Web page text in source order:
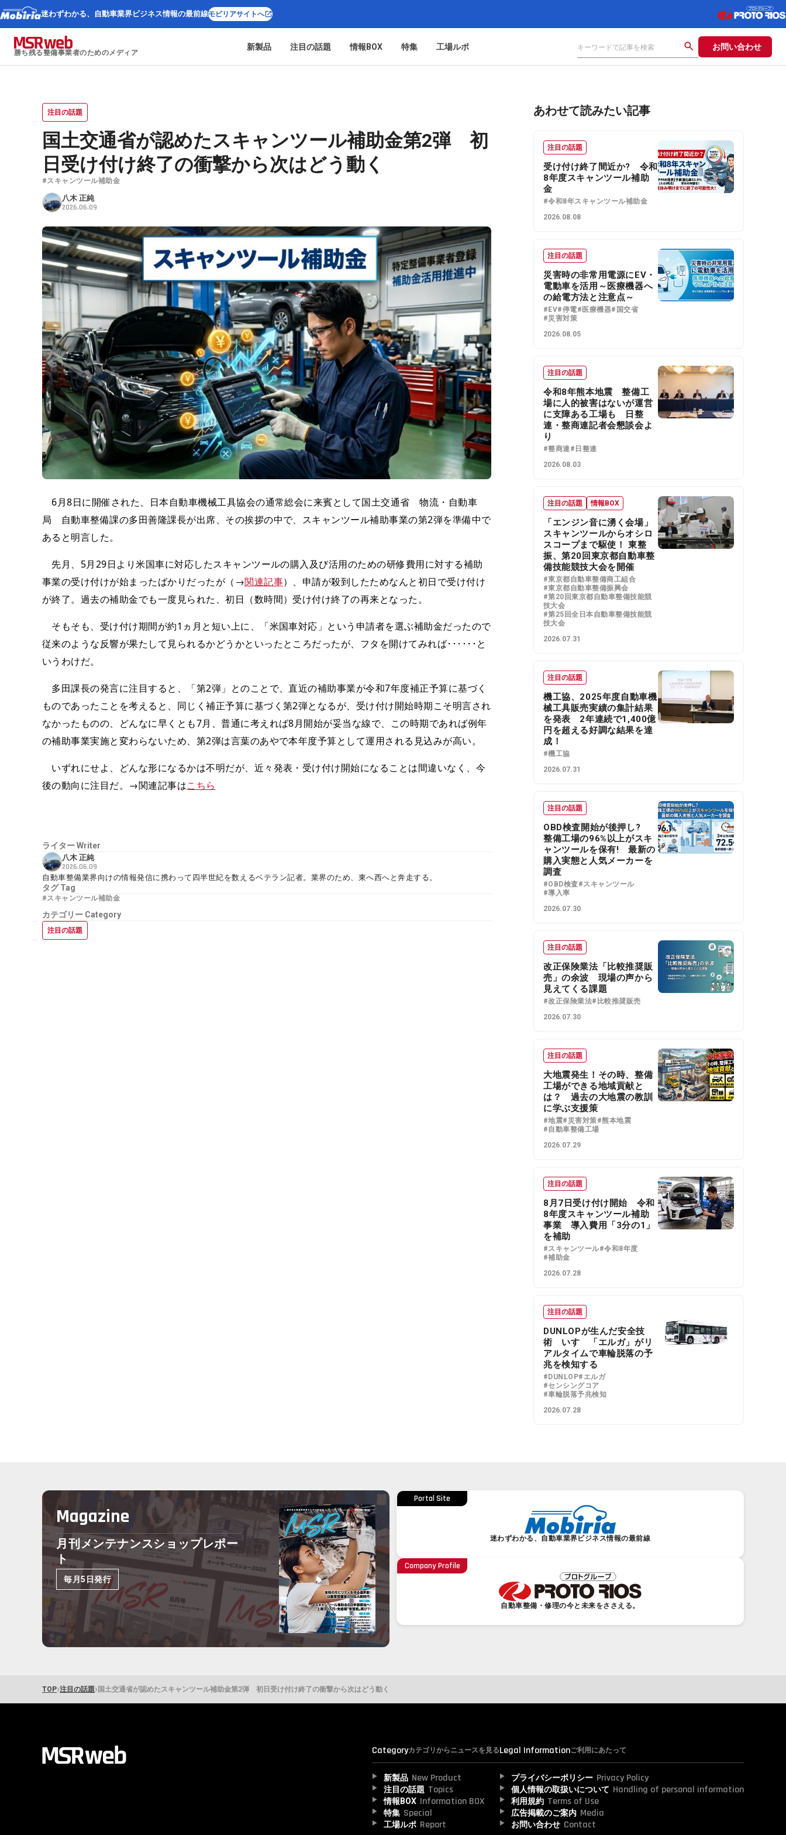
迷わずわかる、 自動車業界ビジネス情報の最前線モビリアサイトへ
勝ち残る整備事業者のためのメディア
新製品 注目の話題 情報BOX 特集 工場ルポ お問い合わせ
注目の話題
国土交通省が認めたスキャンツール補助金第2弾 初
日受け付け終了の衝撃から次はどう動く
#スキャンツール補助金
八木 正純
2026.06.09
6月8日に開催された、日本自動車機械工具協会の通常総会に来賓として国土交通省 物流・自動車
局 自動車整備課の多田善隆課長が出席、その挨拶の中で、スキャンツール補助事業の第2弾を準備中で
あると明言した。
先月、5月29日より米国車に対応したスキャンツールの購入及び活用のための研修費用に対する補助
事業の受け付けが始まったばかりだったが（→関連記事）、申請が殺到したためなんと初日で受け付け
が終了。過去の補助金でも一度見られた、初日（数時間）受け付け終了の再来となった。
そもそも、受け付け期間が約1ヵ月と短い上に、「米国車対応」という申請者を選ぶ補助金だったので
従来のような反響が果たして見られるかどうかといったところだったが、フタを開けてみれば･･････と
いうわけだ。
多田課長の発言に注目すると、「第2弾」とのことで、直近の補助事業が令和7年度補正予算に基づく
ものであったことを考えると、同じく補正予算に基づく第2弾となるが、受け付け開始時期こそ明言され
なかったものの、どんなに早くとも7月、普通に考えれば8月開始が妥当な線で、この時期であれば例年
の補助事業実施と変わらないため、第2弾は言葉のあやで本年度予算として運用される見込みが高い。
いずれにせよ、どんな形になるかは不明だが、近々発表・受け付け開始になることは間違いなく、今
後の動向に注目だ。→関連記事はこちら
ライターWriter
八木 正純
2026.06.09
自動車整備業界向けの情報発信に携わって四半世紀を数えるベテラン記者。業界のため、東へ西へと奔走する。
タグTag
#スキャンツール補助金
カテゴリー Category
注目の話題
あわせて読みたい記事
注目の話題
受け付け終了間近か? 令和
8年度スキャンツール補助
金
#令和8年スキャンツール補助金
2026.08.08
注目の話題
災害時の非常用電源にEV・
電動車を活用～医療機器へ
の給電方法と注意点～
#EV#停電#医療機器#国交省
#災害対策
2026.08.05
注目の話題
令和8年熊本地震 整備工
場に人的被害はないが運営
に支障ある工場も 日整
連・整商連記者会懇談会よ
り
#整商連#日整連
2026.08.03
注目の話題 情報BOX
「エンジン音に湧く会場」
スキャンツールからオシロ
スコープまで駆使！ 東整
振、第20回東京都自動車整
備技能競技大会を開催
#東京都自動車整備商工組合
#東京都自動車整備振興会
#第20回東京都自動車整備技能競
技大会
#第25回全日本自動車整備技能競
技大会
2026.07.31
注目の話題
機工協、2025年度自動車機
械工具販売実績の集計結果
を発表 2年連続で1,400億
円を超える好調な結果を達
成！
#機工協
2026.07.31
注目の話題
OBD検査開始が後押し?
整備工場の96%以上がスキ
ャンツールを保有! 最新の
購入実態と人気メーカーを
調査
#OBD検査#スキャンツール
#導入率
2026.07.30
注目の話題
改正保険業法「比較推奨販
売」の余波 現場の声から
見えてくる課題
#改正保険業法#比較推奨販売
2026.07.30
注目の話題
大地震発生！その時、整備
工場ができる地域貢献と
は？ 過去の大地震の教訓
に学ぶ支援策
#地震#災害対策#熊本地震
#自動車整備工場
2026.07.29
注目の話題
8月7日受け付け開始 令和
8年度スキャンツール補助
事業 導入費用「3分の1」
を補助
#スキャンツール#令和8年度
#補助金
2026.07.28
注目の話題
DUNLOPが生んだ安全技
術 いすゞ「エルガ」がリ
アルタイムで車輪脱落の予
兆を検知する
#DUNLOP#エルガ
#センシングコア
#車輪脱落予兆検知
2026.07.28
Magazine
月刊メンテナンスショップレポー
ト
毎月5日発行
Portal Site
迷わずわかる、自動車業界ビジネス情報の最前線
Company Profile
自動車整備・修理の今と未来をささえる。
TOP›注目の話題› 国土交通省が認めたスキャンツール補助金第2弾 初日受け付け終了の衝撃から次はどう動く
Categoryカテゴリからニュースを見る
新製品 New Product
注目の話題 Topics
情報BOX Information BOX
特集 Special
工場ルポ Report
Legal Informationご利用にあたって
プライバシーポリシー Privacy Policy
個人情報の取扱いについて Handling of personal information
利用規約 Terms of Use
広告掲載のご案内 Media
お問い合わせ Contact